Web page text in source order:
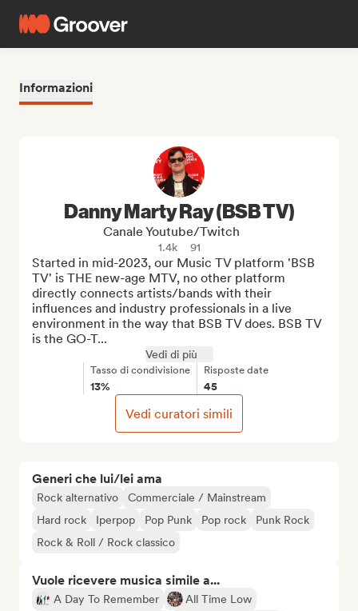
Informazioni
Generi che lui/lei ama
Rock alternativo
Commerciale / Mainstream
Hard rock
Iperpop Pop Punk Pop rock
Punk Rock
Rock & Roll / Rock classico
Vuole ricevere musica simile a...
A Day To Remember
All Time Low
Danny Marty Ray (BSB TV)
Canale Youtube/Twitch
1.4k 91
Started in mid-2023, our Music TV platform 'BSB
TV' is THE new-age MTV, no other platform
directly connects artists/bands with their
influences and industry professionals in a live
environment in the way that BSB TV does. BSB TV
is the GO-T...
Vedi di più
Tasso di condivisione
13%
Risposte date
45
Vedi curatori simili